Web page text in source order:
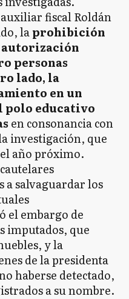
fiscal Roldán
laprohibición
autorización
personas
lado, la
en un
polo educativo
en consonancia con
investigación, que
año próximo.
a salvaguardar los
el embargo de
imputados, que
y la
de la presidenta
haberse detectado,
a su nombre.